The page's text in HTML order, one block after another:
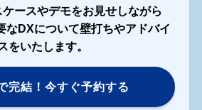
ースやデモをお見せしながら
なDXについて壁打ちやアドバイ
をいたします。
完結！今すぐ予約する